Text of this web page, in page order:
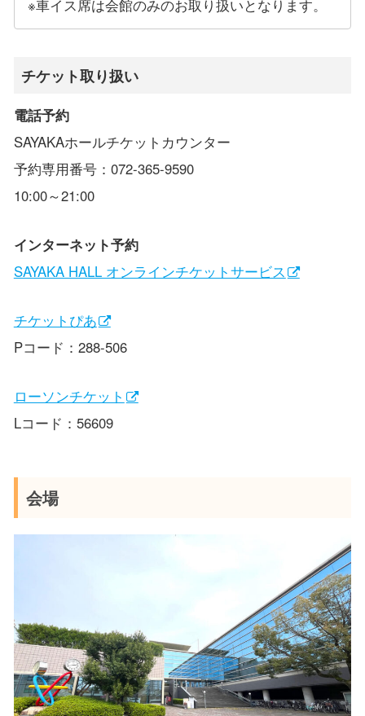
※車イス席は会館のみのお取り扱いとなります。
チケット取り扱い
電話予約
SAYAKAホールチケットカウンター
予約専用番号：072-365-9590
10:00～21:00
インターネット予約
SAYAKA HALL オンラインチケットサービス
チケットぴあ
Pコード：288-506
ローソンチケット
Lコード：56609
会場